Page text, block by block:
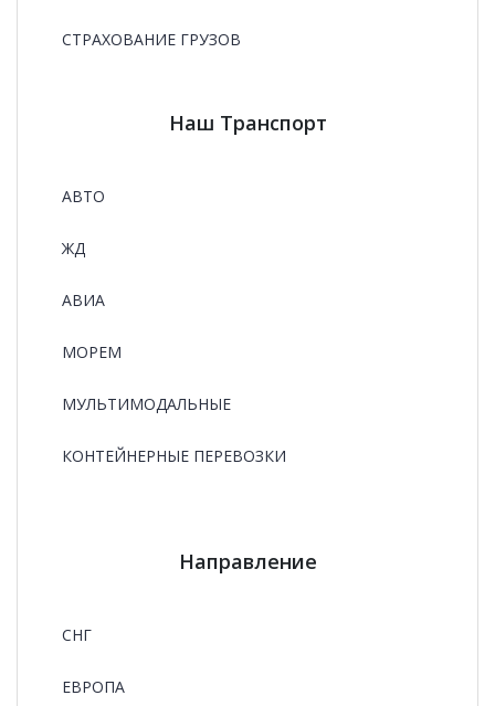
СТРАХОВАНИЕ ГРУЗОВ
Наш Транспорт
АВТО
ЖД
АВИА
МОРЕМ
МУЛЬТИМОДАЛЬНЫЕ
КОНТЕЙНЕРНЫЕ ПЕРЕВОЗКИ
Направление
СНГ
ЕВРОПА